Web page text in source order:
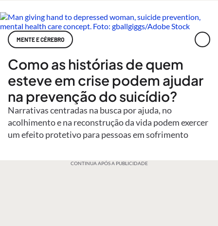
MENTE E CÉREBRO
Como as histórias de quem
esteve em crise podem ajudar
na prevenção do suicídio?
Narrativas centradas na busca por ajuda, no
acolhimento e na reconstrução da vida podem exercer
um efeito protetivo para pessoas em sofrimento
CONTINUA APÓS A PUBLICIDADE